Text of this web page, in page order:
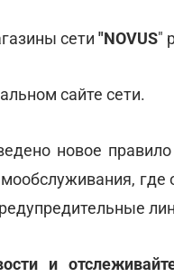
сети "NOVUS"
сайте сети.
новое
и